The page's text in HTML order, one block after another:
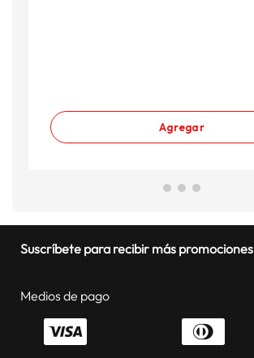
Agregar
Suscríbete para recibir más promociones
Medios de pago